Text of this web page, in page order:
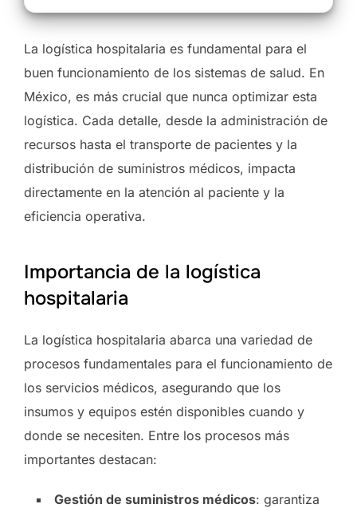
La logística hospitalaria es fundamental para el
buen funcionamiento de los sistemas de salud. En
México, es más crucial que nunca optimizar esta
logística. Cada detalle, desde la administración de
recursos hasta el transporte de pacientes y la
distribución de suministros médicos, impacta
directamente en la atención al paciente y la
eficiencia operativa.
Importancia de la logística
hospitalaria
La logística hospitalaria abarca una variedad de
procesos fundamentales para el funcionamiento de
los servicios médicos, asegurando que los
insumos y equipos estén disponibles cuando y
donde se necesiten. Entre los procesos más
importantes destacan:
Gestión de suministros médicos: garantiza